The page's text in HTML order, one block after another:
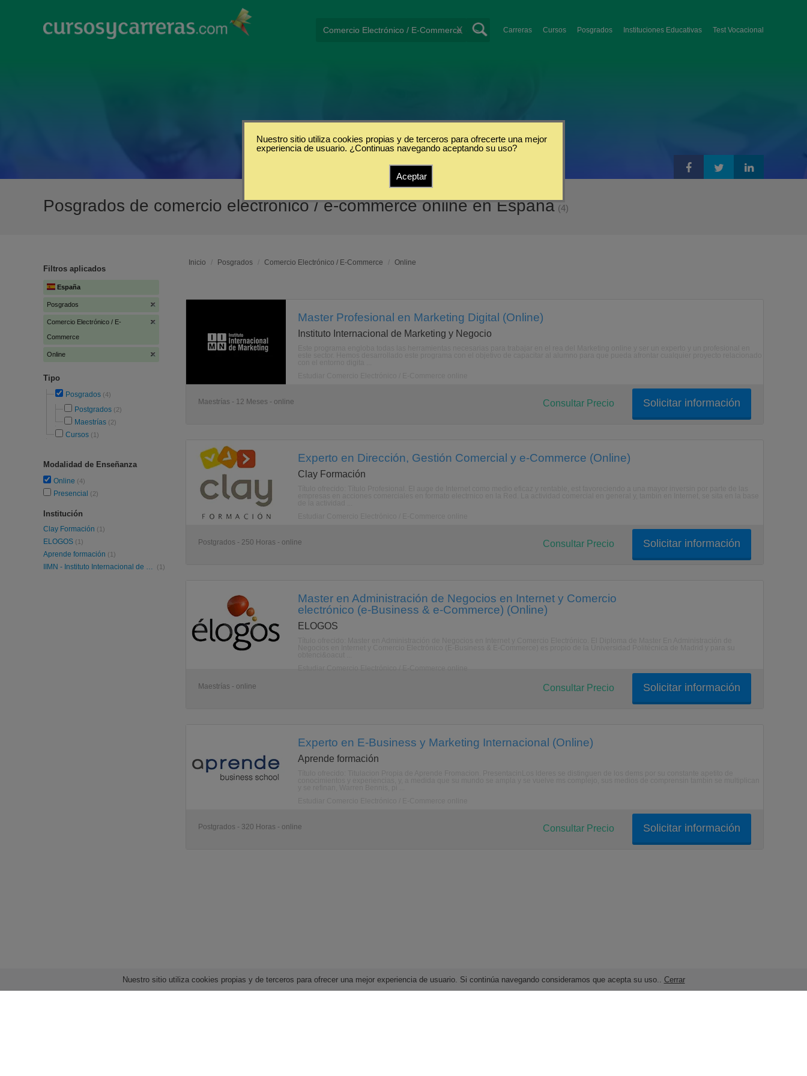
Nuestro sitio utiliza cookies propias y de terceros para ofrecer una mejor experiencia de usuario. Si continúa navegando consideramos que acepta su uso.. Cerrar
Carreras Cursos Posgrados Instituciones Educativas Test Vocacional
X
Posgrados de comercio electrónico / e-commerce online en España (4)
Filtros aplicados
España
Posgrados
Comercio Electrónico / E-
Commerce
Online
Tipo
Posgrados (4)
Postgrados (2)
Maestrías (2)
Cursos (1)
Modalidad de Enseñanza
Online (4)
Presencial (2)
Institución
Clay Formación (1)
ELOGOS (1)
Aprende formación (1)
IIMN - Instituto Internacional de Marketing y Negocio (1)
Inicio / Posgrados / Comercio Electrónico / E-Commerce / Online
Master Profesional en Marketing Digital (Online)
Instituto Internacional de Marketing y Negocio
Maestrías - 12 Meses - online Solicitar información
Consultar Precio
Experto en Dirección, Gestión Comercial y e-Commerce (Online)
Clay Formación
Postgrados - 250 Horas - online Solicitar información
Consultar Precio
Master en Administración de Negocios en Internet y Comercio
electrónico (e-Business & e-Commerce) (Online)
ELOGOS
Maestrías - online Solicitar información
Consultar Precio
Experto en E-Business y Marketing Internacional (Online)
Aprende formación
Postgrados - 320 Horas - online Solicitar información
Consultar Precio
Nuestro sitio utiliza cookies propias y de terceros para ofrecerte una mejor
experiencia de usuario. ¿Continuas navegando aceptando su uso?
Aceptar